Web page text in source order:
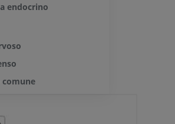
endocrino
comune